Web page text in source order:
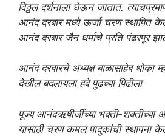
विठ्ठल दर्शनाला घेऊन जातात.
आनंद दरबार मध्ये ऊर्जा चरण स्थापित
आनंद दरबार जैन धर्माचे प्रति पंढरपूर
आनंद दरबारचे अध्यक्ष बाळासाहेब धोका
देखील बदलायला हवे पुढच्या पिढीला
पूज्य आनंदऋषीजींच्या भक्ती-शक्तीच्या
यासाठी चरण कमल पादुकांची स्थापना